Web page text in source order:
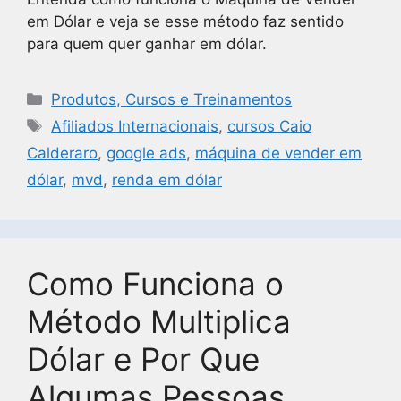
em Dólar e veja se esse método faz sentido
para quem quer ganhar em dólar.
Produtos, Cursos e Treinamentos
Afiliados Internacionais, cursos Caio
Calderaro, google ads, máquina de vender em
dólar, mvd, renda em dólar
Como Funciona o
Método Multiplica
Dólar e Por Que